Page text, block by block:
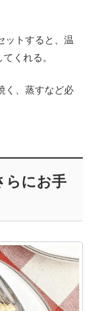
ットすると、温
くれる。
く、蒸すなど必
らにお手